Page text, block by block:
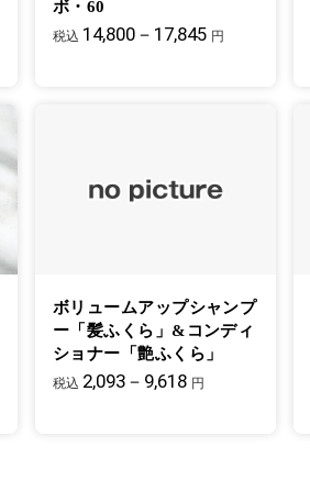
ボ・60
税込 14,800－17,845 円
ボリュームアップシャンプ
ー「髪ふくら」&コンディ
ショナー「艶ふくら」
税込 2,093－9,618 円